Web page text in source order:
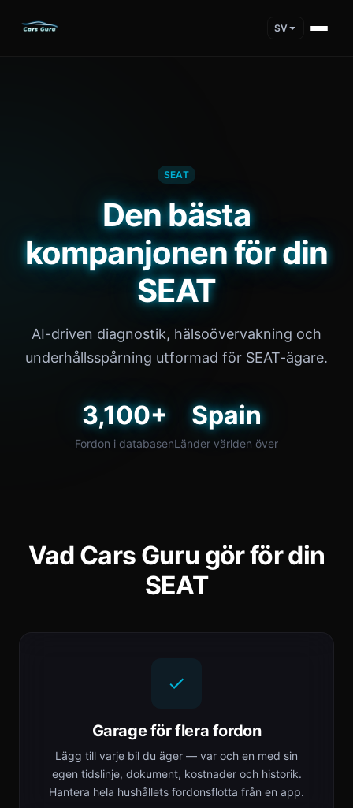
SV
SEAT
Den bästa
kompanjonen för din
SEAT
AI-driven diagnostik, hälsoövervakning och
underhållsspårning utformad för SEAT-ägare.
3,100+
Fordon i databasen
Spain
Länder världen över
Vad Cars Guru gör för din
SEAT
Garage för flera fordon
Lägg till varje bil du äger — var och en med sin
egen tidslinje, dokument, kostnader och historik.
Hantera hela hushållets fordonsflotta från en app.